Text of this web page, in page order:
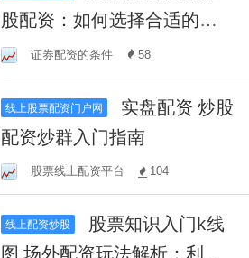
股配资：如何选择合适的配
资平台？
证券配资的条件 58
线上股票配资门户网
配资炒群入门指南
股票线上配资平台 104
线上配资炒股
图 场外配资玩法解析：利弊